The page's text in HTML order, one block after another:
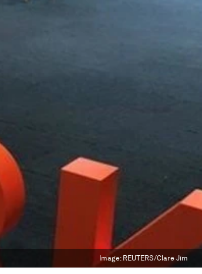
Image: REUTERS/Clare Jim